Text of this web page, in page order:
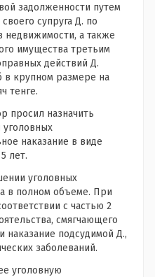
задолженности путем
супруга Д. по
недвижимости, а также
имущества третьим
действий Д.
в крупном размере на
тенге.
просил назначить
уголовных
наказание в виде
лет.
уголовных
в полном объеме. При
с частью 2
смягчающего
наказание подсудимой Д.,
заболеваний.
уголовную